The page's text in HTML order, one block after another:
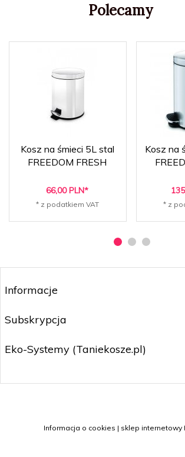
Polecamy
Kosz na śmieci 5L stal
FREEDOM FRESH
66,00 PLN*
* z podatkiem VAT
Kosz na
* z
Informacje
Subskrypcja
Eko-Systemy (Taniekosze.pl)
Informacja o cookies | sklep internetowy